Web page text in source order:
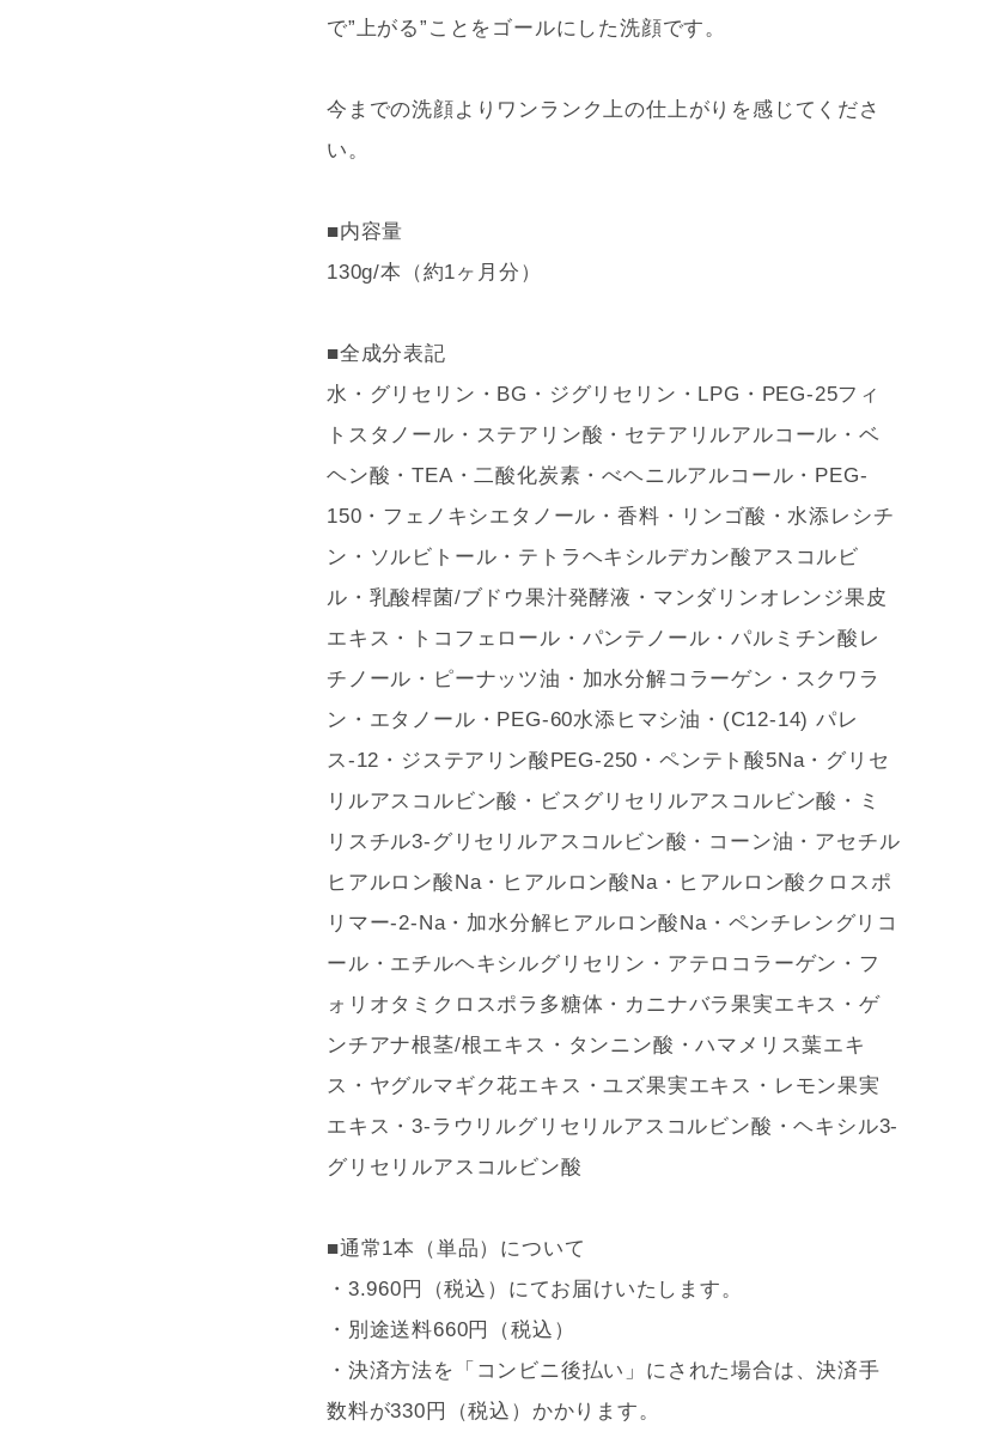
で”上がる”ことをゴールにした洗顔です。
今までの洗顔よりワンランク上の仕上がりを感じてくださ
い。
■内容量
130g/本（約1ヶ月分）
■全成分表記
水・グリセリン・BG・ジグリセリン・LPG・PEG-25フィ
トスタノール・ステアリン酸・セテアリルアルコール・ベ
ヘン酸・TEA・二酸化炭素・べヘニルアルコール・PEG-
150・フェノキシエタノール・香料・リンゴ酸・水添レシチ
ン・ソルビトール・テトラヘキシルデカン酸アスコルビ
ル・乳酸桿菌/ブドウ果汁発酵液・マンダリンオレンジ果皮
エキス・トコフェロール・パンテノール・パルミチン酸レ
チノール・ピーナッツ油・加水分解コラーゲン・スクワラ
ン・エタノール・PEG-60水添ヒマシ油・(C12-14) パレ
ス-12・ジステアリン酸PEG-250・ペンテト酸5Na・グリセ
リルアスコルビン酸・ビスグリセリルアスコルビン酸・ミ
リスチル3-グリセリルアスコルビン酸・コーン油・アセチル
ヒアルロン酸Na・ヒアルロン酸Na・ヒアルロン酸クロスポ
リマー-2-Na・加水分解ヒアルロン酸Na・ペンチレングリコ
ール・エチルヘキシルグリセリン・アテロコラーゲン・フ
ォリオタミクロスポラ多糖体・カニナバラ果実エキス・ゲ
ンチアナ根茎/根エキス・タンニン酸・ハマメリス葉エキ
ス・ヤグルマギク花エキス・ユズ果実エキス・レモン果実
エキス・3-ラウリルグリセリルアスコルビン酸・ヘキシル3-
グリセリルアスコルビン酸
■通常1本（単品）について
・3.960円（税込）にてお届けいたします。
・別途送料660円（税込）
・決済方法を「コンビニ後払い」にされた場合は、決済手
数料が330円（税込）かかります。